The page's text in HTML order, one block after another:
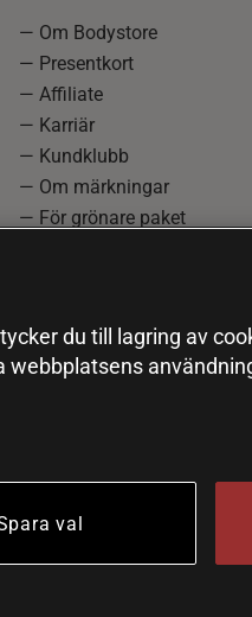
— Om Bodystore
— Presentkort
— Affiliate
— Karriär
— Kundklubb
— Om märkningar
— För grönare paket
du till lagring av
val